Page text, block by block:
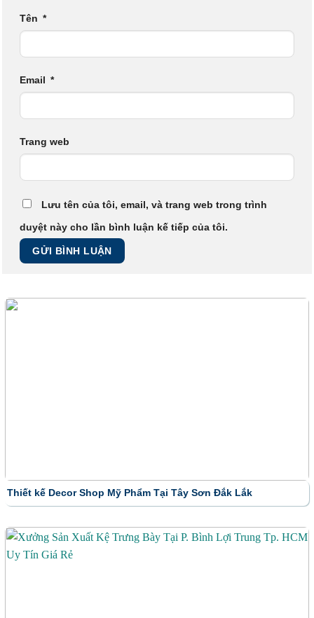
Tên *
Email *
Trang web
Lưu tên của tôi, email, và trang web trong trình
duyệt này cho lần bình luận kế tiếp của tôi.
Thiết kế Decor Shop Mỹ Phẩm Tại Tây Sơn Đắk Lắk